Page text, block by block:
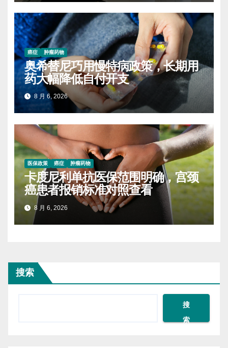
癌症 肿瘤药物
奥希替尼巧用慢特病政策，长期用
药大幅降低自付开支
8 月 6, 2026
医保政策 癌症 肿瘤药物
卡度尼利单抗医保范围明确，宫颈
癌患者报销标准对照查看
8 月 6, 2026
搜索
搜
索